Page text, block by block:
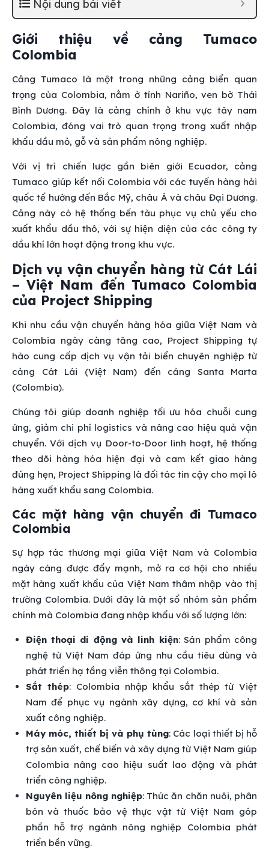
Nội dung bài viết
Giới thiệu về cảng Tumaco
Colombia
Cảng Tumaco là một trong những cảng biển quan
trọng của Colombia, nằm ở tỉnh Nariño, ven bờ Thái
Bình Dương. Đây là cảng chính ở khu vực tây nam
Colombia, đóng vai trò quan trọng trong xuất nhập
khẩu dầu mỏ, gỗ và sản phẩm nông nghiệp.
Với vị trí chiến lược gần biên giới Ecuador, cảng
Tumaco giúp kết nối Colombia với các tuyến hàng hải
quốc tế hướng đến Bắc Mỹ, châu Á và châu Đại Dương.
Cảng này có hệ thống bến tàu phục vụ chủ yếu cho
xuất khẩu dầu thô, với sự hiện diện của các công ty
dầu khí lớn hoạt động trong khu vực.
Dịch vụ vận chuyển hàng từ Cát Lái
– Việt Nam đến Tumaco Colombia
của Project Shipping
Khi nhu cầu vận chuyển hàng hóa giữa Việt Nam và
Colombia ngày càng tăng cao, Project Shipping tự
hào cung cấp dịch vụ vận tải biển chuyên nghiệp từ
cảng Cát Lái (Việt Nam) đến cảng Santa Marta
(Colombia).
Chúng tôi giúp doanh nghiệp tối ưu hóa chuỗi cung
ứng, giảm chi phí logistics và nâng cao hiệu quả vận
chuyển. Với dịch vụ Door-to-Door linh hoạt, hệ thống
theo dõi hàng hóa hiện đại và cam kết giao hàng
đúng hẹn, Project Shipping là đối tác tin cậy cho mọi lô
hàng xuất khẩu sang Colombia.
Các mặt hàng vận chuyển đi Tumaco
Colombia
Sự hợp tác thương mại giữa Việt Nam và Colombia
ngày càng được đẩy mạnh, mở ra cơ hội cho nhiều
mặt hàng xuất khẩu của Việt Nam thâm nhập vào thị
trường Colombia. Dưới đây là một số nhóm sản phẩm
chính mà Colombia đang nhập khẩu với số lượng lớn:
Điện thoại di động và linh kiện: Sản phẩm công
nghệ từ Việt Nam đáp ứng nhu cầu tiêu dùng và
phát triển hạ tầng viễn thông tại Colombia.
Sắt thép: Colombia nhập khẩu sắt thép từ Việt
Nam để phục vụ ngành xây dựng, cơ khí và sản
xuất công nghiệp.
Máy móc, thiết bị và phụ tùng: Các loại thiết bị hỗ
trợ sản xuất, chế biến và xây dựng từ Việt Nam giúp
Colombia nâng cao hiệu suất lao động và phát
triển công nghiệp.
Nguyên liệu nông nghiệp: Thức ăn chăn nuôi, phân
bón và thuốc bảo vệ thực vật từ Việt Nam góp
phần hỗ trợ ngành nông nghiệp Colombia phát
triển bền vững.